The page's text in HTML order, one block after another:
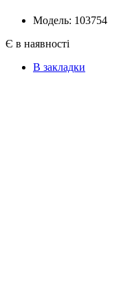
Модель: 103754
Є в наявності
В закладки